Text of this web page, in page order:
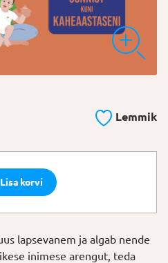
Lemmik
Lisa korvi
lapsevanem ja algab nende
inimese arengut, teda